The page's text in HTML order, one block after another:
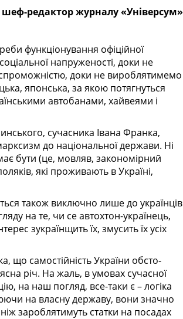
редактор журналу «Універсум»
функціонування офіційної
напруженості, доки не
доки не вироблятимемо
японська, за якою потягнуться
автобанами, хайвеями і
сучасника Івана Франка,
до національної держави. Ні
бути (це, мовляв, закономірний
які прожи­вають в Україні,
також виключно лише до українців
на те, чи се автохтон-українець,
зукраїнщить їх, змусить їх усіх
що самостійність Укра­їни обсто­
річ. На жаль, в умовах сучасної
на наш погляд, все-таки є – логіка
на власну державу, вони значно
зароб­лятимуть стат­ки на посадах